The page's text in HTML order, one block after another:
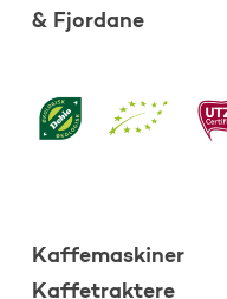
& Fjordane
Kaffemaskiner
Kaffetraktere